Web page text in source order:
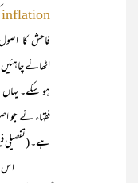
inflation
فاحش کا اصول
اٹھانے
ہو سکے۔
فقہاء نے جو
ہے۔ (تفصیلی
اس سے